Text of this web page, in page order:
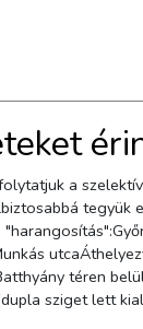
tegyük
téren
sziget lett